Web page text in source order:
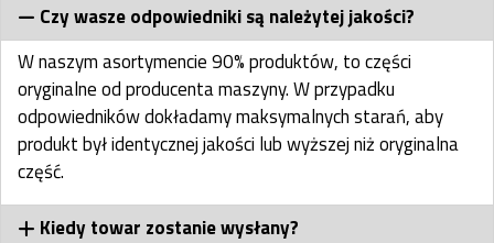
Czy wasze odpowiedniki są należytej jakości?
W naszym asortymencie 90% produktów, to części
oryginalne od producenta maszyny. W przypadku
odpowiedników dokładamy maksymalnych starań, aby
produkt był identycznej jakości lub wyższej niż oryginalna
część.
Kiedy towar zostanie wysłany?